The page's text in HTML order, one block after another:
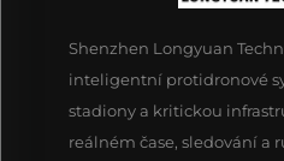
Shenzhen Longyuan
inteligentní protidronové
stadiony a kritickou
reálném čase, sledování a